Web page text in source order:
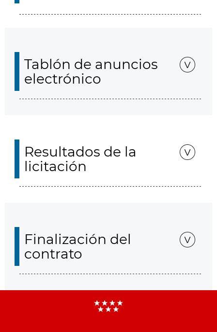
Tablón de anuncios
electrónico
Resultados de la
licitación
Finalización del
contrato